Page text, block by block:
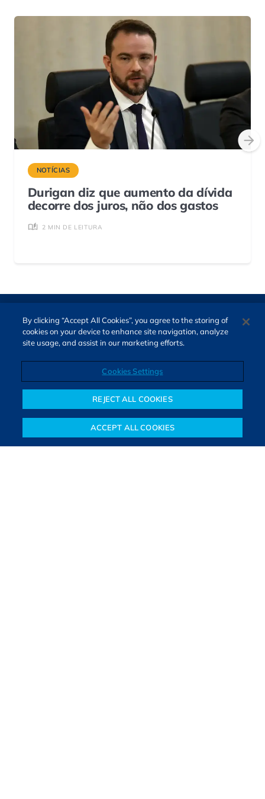
Notícias Colunistas Objetivos financeiros Investimentos Mais
NOTÍCIAS
Durigan diz que aumento da dívida
decorre dos juros, não dos gastos
2 MIN DE LEITURA
O Bora Investir, site de notícias e educação financeira da B3,
oferece notícias e conteúdos especializados sobre o mercado
composta por especialistas, o site proporciona aprendizado
sólido e confiável, além de artigos de parceiros que ampliam
By clicking “Accept All Cookies”, you agree to the storing of
cookies on your device to enhance site navigation, analyze
site usage, and assist in our marketing efforts.
Cookies Settings
REJECT ALL COOKIES
ACCEPT ALL COOKIES